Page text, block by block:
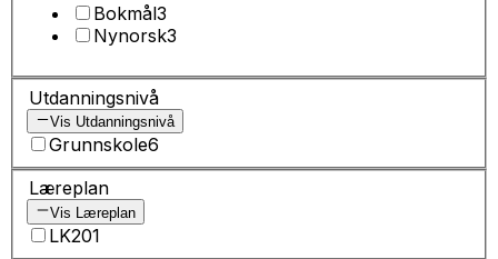
Bokmål3
Nynorsk3
Utdanningsnivå
Vis Utdanningsnivå
Grunnskole6
Læreplan
Vis Læreplan
LK201